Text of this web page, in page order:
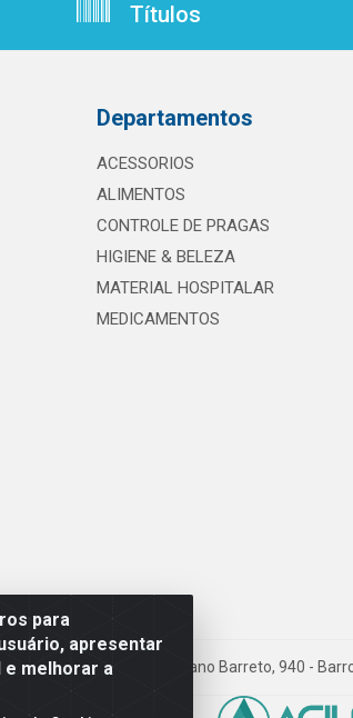
para
apresentar
e melhorar a
Títulos
Departamentos
ACESSORIOS
ALIMENTOS
CONTROLE DE PRAGAS
HIGIENE & BELEZA
MATERIAL HOSPITALAR
MEDICAMENTOS
LTDA - Rua Maximiano Barreto, 940 -